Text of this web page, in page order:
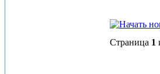
Страница 1